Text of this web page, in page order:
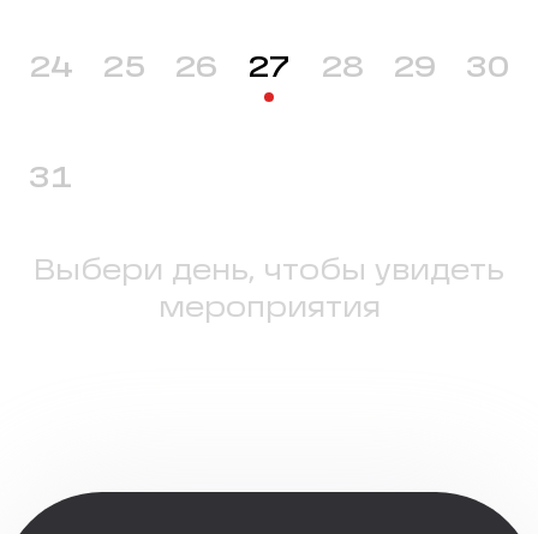
24 25 26 27 28 29 30
31
Выбери день, чтобы увидеть
мероприятия